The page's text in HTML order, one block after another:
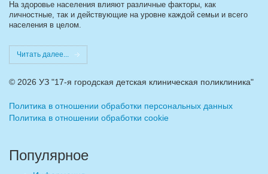
На здоровье населения влияют различные факторы, как
личностные, так и действующие на уровне каждой семьи и всего
населения в целом.
Читать далее...
© 2026 УЗ "17-я городская детская клиническая поликлиника"
Политика в отношении обработки персональных данных
Политика в отношении обработки cookie
Популярное